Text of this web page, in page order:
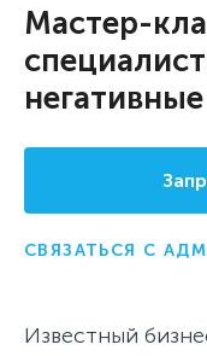
Мастер-
СВЯЗАТЬСЯ С
Известный